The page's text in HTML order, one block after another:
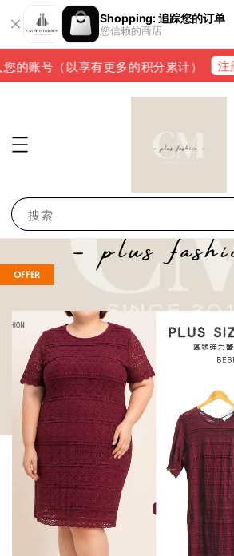
Shopping: 追踪您的订单
您信赖的商店
的账号（以享有更多的积分累计） 注册
搜索
OFFER